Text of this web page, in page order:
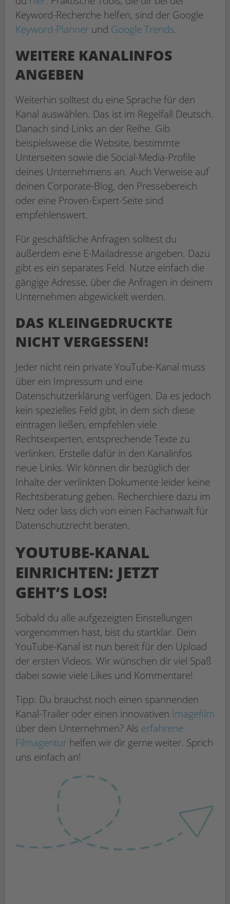
Keyword-Recherche helfen, sind der Google
Keyword-Planner und Google Trends.
WEITERE KANALINFOS
ANGEBEN
Weiterhin solltest du eine Sprache für den
Kanal auswählen. Das ist im Regelfall Deutsch.
Danach sind Links an der Reihe. Gib
beispielsweise die Website, bestimmte
Unterseiten sowie die Social-Media-Profile
deines Unternehmens an. Auch Verweise auf
deinen Corporate-Blog, den Pressebereich
oder eine Proven-Expert-Seite sind
empfehlenswert.
Für geschäftliche Anfragen solltest du
außerdem eine E-Mailadresse angeben. Dazu
gibt es ein separates Feld. Nutze einfach die
gängige Adresse, über die Anfragen in deinem
Unternehmen abgewickelt werden.
DAS KLEINGEDRUCKTE
NICHT VERGESSEN!
Jeder nicht rein private YouTube-Kanal muss
über ein Impressum und eine
Datenschutzerklärung verfügen. Da es jedoch
kein spezielles Feld gibt, in dem sich diese
eintragen ließen, empfehlen viele
Rechtsexperten, entsprechende Texte zu
verlinken. Erstelle dafür in den Kanalinfos
neue Links. Wir können dir bezüglich der
Inhalte der verlinkten Dokumente leider keine
Rechtsberatung geben. Recherchiere dazu im
Netz oder lass dich von einen Fachanwalt für
Datenschutzrecht beraten.
YOUTUBE-KANAL
EINRICHTEN: JETZT
GEHT’S LOS!
Sobald du alle aufgezeigten Einstellungen
vorgenommen hast, bist du startklar. Dein
YouTube-Kanal ist nun bereit für den Upload
der ersten Videos. Wir wünschen dir viel Spaß
dabei sowie viele Likes und Kommentare!
Tipp: Du brauchst noch einen spannenden
Kanal-Trailer oder einen innovativen Imagefilm
über dein Unternehmen? Als erfahrene
Filmagentur helfen wir dir gerne weiter. Sprich
uns einfach an!